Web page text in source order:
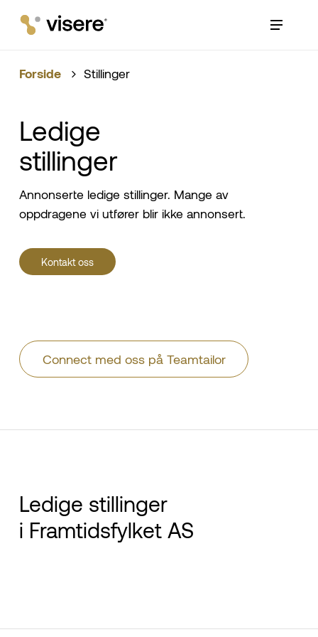
Menu
Forside Stillinger
Ledige
stillinger
Annonserte ledige stillinger. Mange av
oppdragene vi utfører blir ikke annonsert.
Kontakt oss
Connect med oss på Teamtailor
Ledige stillinger
i Framtidsfylket AS